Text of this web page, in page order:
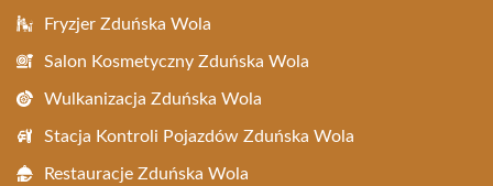
Fryzjer Zduńska Wola
Salon Kosmetyczny Zduńska Wola
Wulkanizacja Zduńska Wola
Stacja Kontroli Pojazdów Zduńska Wola
Restauracje Zduńska Wola